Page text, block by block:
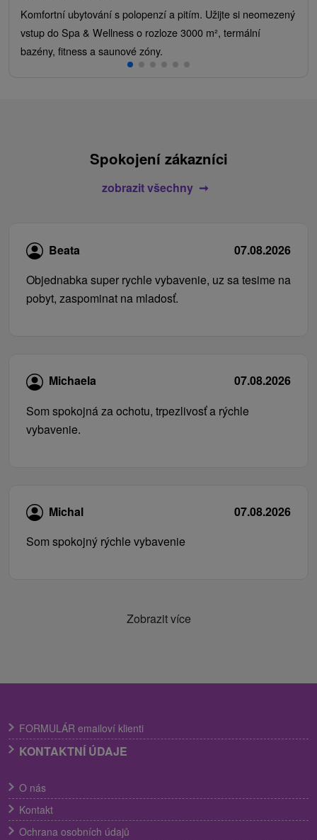
Komfortní ubytování s polopenzí a pitím. Užijte si neomezený
vstup do Spa & Wellness o rozloze 3000 m², termální
bazény, fitness a saunové zóny.
Spokojení zákazníci
zobrazit všechny
Beata
07.08.2026
Objednabka super rychle vybavenie, uz sa tesime na
pobyt, zaspominat na mladosť.
Michaela
07.08.2026
Som spokojná za ochotu, trpezlivosť a rýchle
vybavenie.
Michal
07.08.2026
Som spokojný rýchle vybavenie
Zobrazit více
FORMULÁR emailoví klienti
KONTAKTNÍ ÚDAJE
O nás
Kontakt
Ochrana osobních údajů